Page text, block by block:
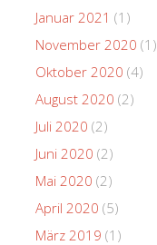
Januar 2021 (1)
November 2020 (1)
Oktober 2020 (4)
August 2020 (2)
Juli 2020 (2)
Juni 2020 (2)
Mai 2020 (2)
April 2020 (5)
März 2019 (1)